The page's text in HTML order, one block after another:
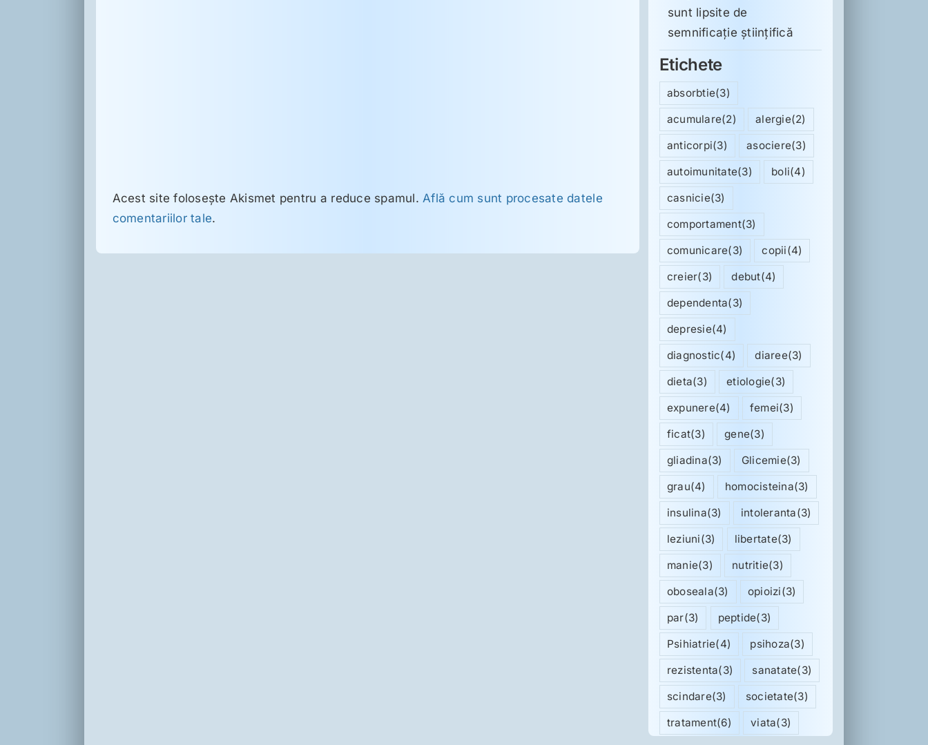
Acest site folosește Akismet pentru a reduce spamul.Află cum sunt procesate datele
comentariilor tale.
sunt lipsite de
semnificație științifică
Etichete
absorbtie(3)
acumulare(2) alergie(2)
anticorpi(3) asociere(3)
autoimunitate(3) boli(4)
casnicie(3)
comportament(3)
comunicare(3) copii(4)
creier(3) debut(4)
dependenta(3)
depresie(4)
diagnostic(4) diaree(3)
dieta(3) etiologie(3)
expunere(4) femei(3)
ficat(3) gene(3)
gliadina(3) Glicemie(3)
grau(4) homocisteina(3)
insulina(3) intoleranta(3)
leziuni(3) libertate(3)
manie(3) nutritie(3)
oboseala(3) opioizi(3)
par(3) peptide(3)
Psihiatrie(4) psihoza(3)
rezistenta(3) sanatate(3)
scindare(3) societate(3)
tratament(6) viata(3)